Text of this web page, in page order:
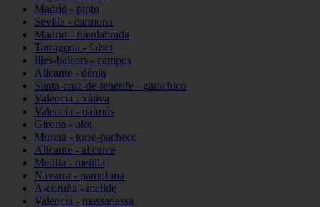
Madrid - pinto
Sevilla - carmona
Madrid - fuenlabrada
Tarragona - falset
Illes-balears - campos
Alicante - dénia
Santa-cruz-de-tenerife - garachico
Valencia - xàtiva
Valencia - daimús
Girona - olot
Murcia - torre-pacheco
Alicante - alicante
Melilla - melilla
Navarra - pamplona
A-coruña - melide
Valencia - massanassa